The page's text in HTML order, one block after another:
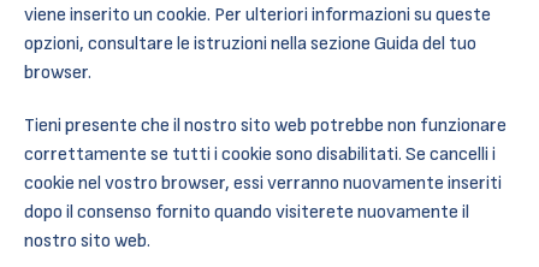
viene inserito un cookie. Per ulteriori informazioni su queste
opzioni, consultare le istruzioni nella sezione Guida del tuo
browser.
Tieni presente che il nostro sito web potrebbe non funzionare
correttamente se tutti i cookie sono disabilitati. Se cancelli i
cookie nel vostro browser, essi verranno nuovamente inseriti
dopo il consenso fornito quando visiterete nuovamente il
nostro sito web.